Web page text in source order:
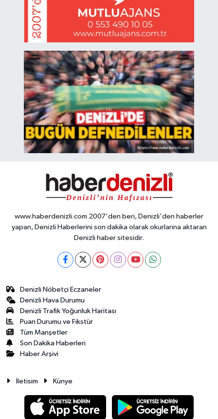
www.haberdenizli.com 2007'den beri, Denizli'den haberler
yapan, Denizli Haberlerini son dakika olarak okurlarına aktaran
Denizli haber sitesidir.
Denizli Nöbetçi Eczaneler
Denizli Hava Durumu
Denizli Trafik Yoğunluk Haritası
Puan Durumu ve Fikstür
Tüm Manşetler
Son Dakika Haberleri
Haber Arşivi
İletisim Künye